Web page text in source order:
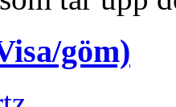
göm)